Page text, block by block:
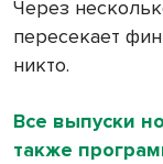
Через
пересекает
никто.
Все выпуски
также